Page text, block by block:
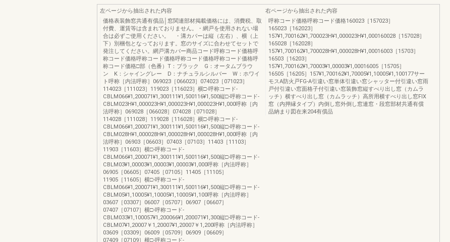
左ページから抽出された内容
価格表装飾窓共通有償品│窓関連部材掲載価格には、消費税、取
付費、運賃等は含まれておりません。・網戸を使用されない場
合は必ずご使用ください。 ・溝カバーは縦（左右）、横（上
下）別梱包となっております。窓のサイズに合わせてセットで
発注してください。網戸溝カバー商品コード呼称コード価格呼
称コード価格呼称コード価格呼称コード価格呼称コード価格呼
称コード価格□部（色番）T：ブラック G：オータムブラウ
ン K：シャイングレー D：ナチュラルシルバー W：ホワイ
ト呼称［内法呼称］069023［066023］074023［071023］
114023［111023］119023［116023］横□-呼称コード-
CBLM066¥1,200071¥1,300111¥1,500116¥1,500縦□-呼称コード-
CBLM023H¥1,000023H¥1,000023H¥1,000023H¥1,000呼称［内
法呼称］069028［066028］074028［071028］
114028［111028］119028［116028］横□-呼称コード-
CBLM066¥1,200071¥1,300111¥1,500116¥1,500縦□-呼称コード-
CBLM028H¥1,000028H¥1,000028H¥1,000028H¥1,000呼称［内
法呼称］06903［06603］07403［07103］11403［11103］
11903［11603］横□-呼称コード-
CBLM066¥1,200071¥1,300111¥1,500116¥1,500縦□-呼称コード-
CBLM03¥1,00003¥1,00003¥1,00003¥1,000呼称［内法呼称］
06905［06605］07405［07105］11405［11105］
11905［11605］横□-呼称コード-
CBLM066¥1,200071¥1,300111¥1,500116¥1,500縦□-呼称コード-
CBLM05¥1,10005¥1,10005¥1,10005¥1,100呼称［内法呼称］
03607［03307］06007［05707］06907［06607］
07407［07107］横□-呼称コード-
CBLM033¥1,100057¥1,200066¥1,200071¥1,300縦□-呼称コード-
CBLM07¥1,20007￥1,20007¥1,20007￥1,200呼称［内法呼称］
03609［03309］06009［05709］06909［06609］
07409［07109］横□-呼称コード-
右ページから抽出された内容
呼称コード価格呼称コード価格160023［157023］
165023［162023］
157¥1,700162¥1,700023H¥1,000023H¥1,000160028［157028］
165028［162028］
157¥1,700162¥1,700028H¥1,000028H¥1,00016003［15703］
16503［16203］
157¥1,700162¥1,70003¥1,00003¥1,00016005［15705］
16505［16205］157¥1,700162¥1,70005¥1,10005¥1,100177サー
モスA防火戸FG-A引違い窓単体引違い窓シャッター付引違い窓雨
戸付引違い窓面格子付引違い窓装飾窓縦すべり出し窓（カムラ
ッチ）横すべり出し窓（カムラッチ）高所用横すべり出し窓FIX
窓（内押縁タイプ）内倒し窓外倒し窓連窓・段窓部材共通有償
品納まり図在来204有償品